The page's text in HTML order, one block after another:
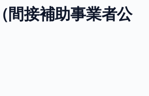
間接補助事業者公